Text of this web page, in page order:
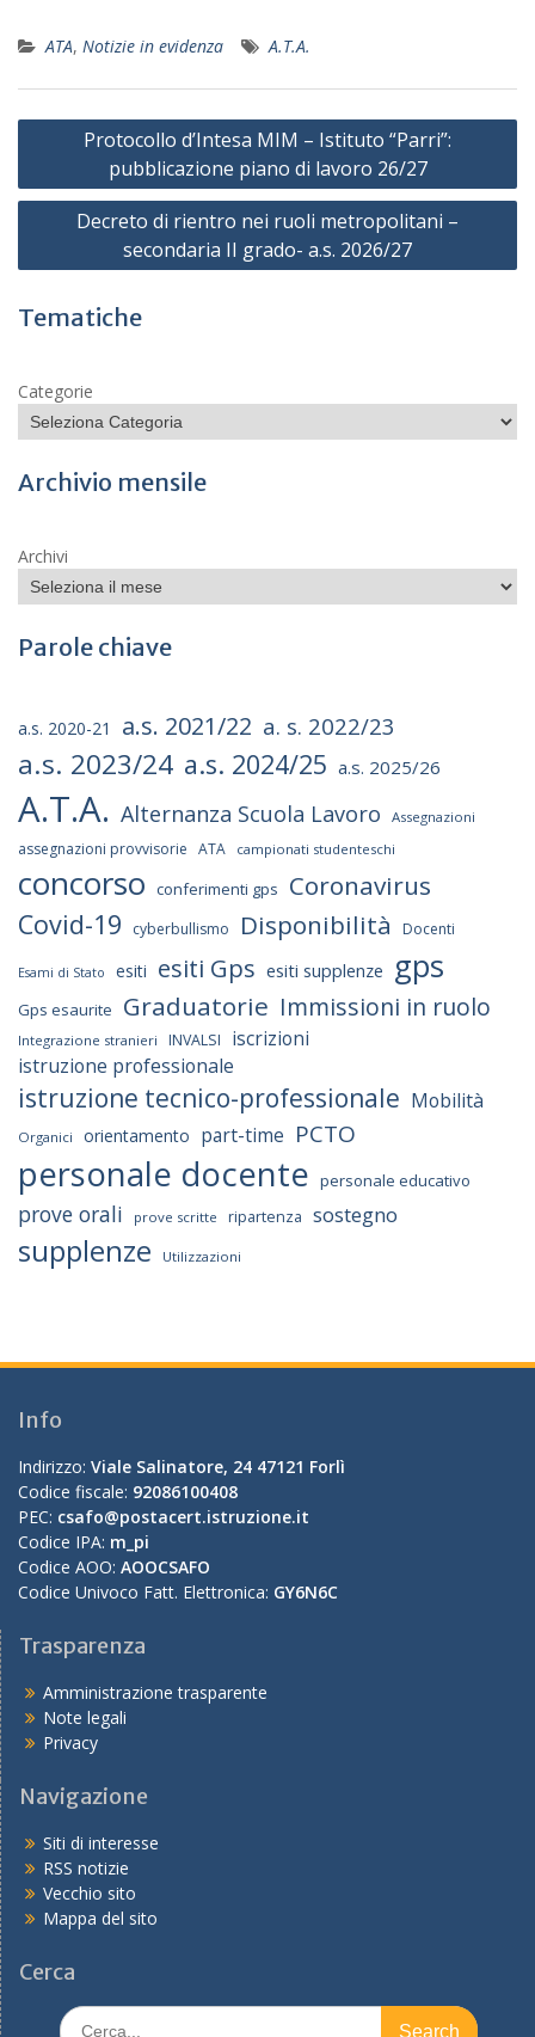
ATA, Notizie in evidenza A.T.A.
Navigazione
Protocollo d’Intesa MIM – Istituto “Parri”:
pubblicazione piano di lavoro 26/27
Decreto di rientro nei ruoli metropolitani –
secondaria II grado- a.s. 2026/27
Tematiche
Categorie
Archivio mensile
Archivi
Parole chiave
a.s. 2020-21 a.s. 2021/22 a. s. 2022/23
a.s. 2023/24 a.s. 2024/25 a.s. 2025/26
A.T.A. Alternanza Scuola Lavoro Assegnazioni
assegnazioni provvisorie ATA campionati studenteschi
concorso conferimenti gps Coronavirus
Covid-19 cyberbullismo Disponibilità Docenti
Esami di Stato esiti esiti Gps esiti supplenze gps
Gps esaurite Graduatorie Immissioni in ruolo
Integrazione stranieri INVALSI
iscrizioni
istruzione professionale
istruzione tecnico-professionale Mobilità
Organici orientamento part-time PCTO
personale docente personale educativo
prove orali prove scritte ripartenza sostegno
supplenze Utilizzazioni
Info
Indirizzo: Viale Salinatore, 24 47121 Forlì
Codice fiscale: 92086100408
PEC: csafo@postacert.istruzione.it
Codice IPA: m_pi
Codice AOO: AOOCSAFO
Codice Univoco Fatt. Elettronica: GY6N6C
Trasparenza
Amministrazione trasparente
Note legali
Privacy
Navigazione
Siti di interesse
RSS notizie
Vecchio sito
Mappa del sito
Cerca
Search